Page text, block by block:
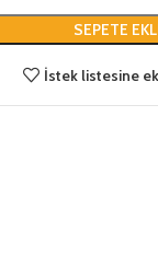
SEPETE
İstek listesine